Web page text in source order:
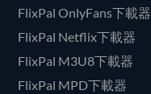
FlixPal OnlyFans下載器
FlixPal Netflix下載器
FlixPal M3U8下載器
FlixPal MPD下載器